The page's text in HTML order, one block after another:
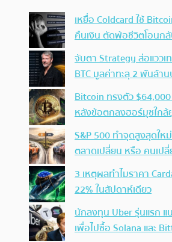
เหยื่อ Coldcard ใช้
คืนเงิน ตัดพ้อชีวิตโอนก
จับตา Strategy ส่อแววเ
BTC มูลค่าทะลุ 2 พันล้า
Bitcoin ทรงตัว
หลังข้อตกลงฮอร์มุซใกล้
S&P 500 ทำจุดสูงสุดให
ตลาดเปลี่ยน หรือ คนเป
3 เหตุผลทำไมราคา
22% ในสัปดาห์เดียว
นักลงทุน Uber รุ่นแรก แ
เพื่อไปซื้อ Solana และ